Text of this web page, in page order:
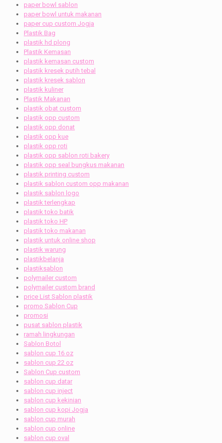
paper bowl sablon
paper bowl untuk makanan
paper cup custom Jogja
Plastik Bag
plastik hd plong
Plastik Kemasan
plastik kemasan custom
plastik kresek putih tebal
plastik kresek sablon
plastik kuliner
Plastik Makanan
plastik obat custom
plastik opp custom
plastik opp donat
plastik opp kue
plastik opp roti
plastik opp sablon roti bakery
plastik opp seal bungkus makanan
plastik printing custom
plastik sablon custom opp makanan
plastik sablon logo
plastik terlengkap
plastik toko batik
plastik toko HP
plastik toko makanan
plastik untuk online shop
plastik warung
plastikbelanja
plastiksablon
polymailer custom
polymailer custom brand
price List Sablon plastik
promo Sablon Cup
promosi
pusat sablon plastik
ramah lingkungan
Sablon Botol
sablon cup 16 oz
sablon cup 22 oz
Sablon Cup custom
sablon cup datar
sablon cup inject
sablon cup kekinian
sablon cup kopi Jogja
sablon cup murah
sablon cup online
sablon cup oval